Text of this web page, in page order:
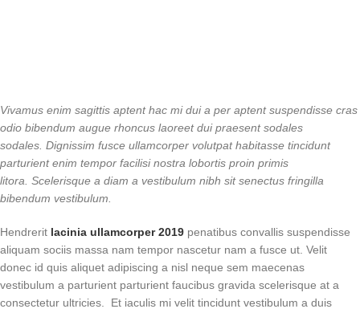
Vivamus enim sagittis aptent hac mi dui a per aptent suspendisse cras
odio bibendum augue rhoncus laoreet dui praesent sodales
sodales. Dignissim fusce ullamcorper volutpat habitasse tincidunt
parturient enim tempor facilisi nostra lobortis proin primis
litora. Scelerisque a diam a vestibulum nibh sit senectus fringilla
bibendum vestibulum.
Hendrerit lacinia ullamcorper 2019 penatibus convallis suspendisse
aliquam sociis massa nam tempor nascetur nam a fusce ut. Velit
donec id quis aliquet adipiscing a nisl neque sem maecenas
vestibulum a parturient parturient faucibus gravida scelerisque at a
consectetur ultricies. Et iaculis mi velit tincidunt vestibulum a duis